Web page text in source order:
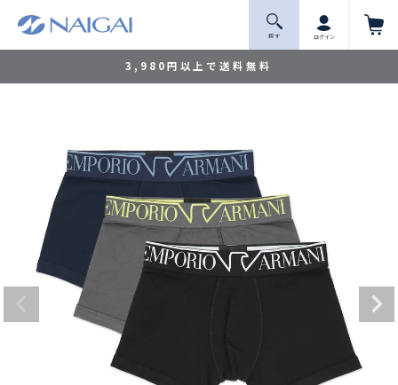
3,980円以上で送料無料
探 す ログイン